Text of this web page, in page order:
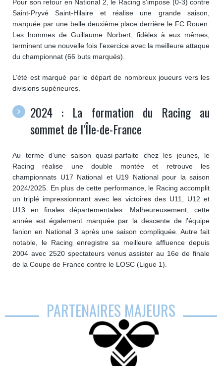
Pour son retour en National 2, le Racing s’impose (0-3) contre
Saint-Pryvé Saint-Hilaire et réalise une grande saison,
marquée par une belle deuxième place derrière le FC Rouen.
Les hommes de Guillaume Norbert, fidèles à eux mêmes,
terminent une nouvelle fois l’exercice avec la meilleure attaque
du championnat (66 buts marqués).
L’été est marqué par le départ de nombreux joueurs vers les
divisions supérieures.
2024 : La formation du Racing au
sommet de l’Île-de-France
Au terme d’une saison quasi-parfaite chez les jeunes, le
Racing réalise une double montée et retrouve les
championnats U17 National et U19 National pour la saison
2024/2025. En plus de cette performance, le Racing accomplit
un triplé impressionnant avec les victoires des U11, U12 et
U13 en finales départementales. Malheureusement, cette
année est également marquée par la descente de l’équipe
fanion en National 3 après une saison compliquée. Autre fait
notable, le Racing enregistre sa meilleure affluence depuis
2004 avec 2520 spectateurs venus assister au 16e de finale
de la Coupe de France contre le LOSC (Ligue 1).
PARTENAIRES MAJEURS